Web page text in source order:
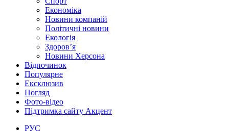
Економіка
Новини компаній
Політичні новини
Екологія
Здоров’я
Новини Херсона
Відпочинок
Популярне
Ексклюзив
Погляд
Фото-відео
Підтримка сайту Акцент
РУС